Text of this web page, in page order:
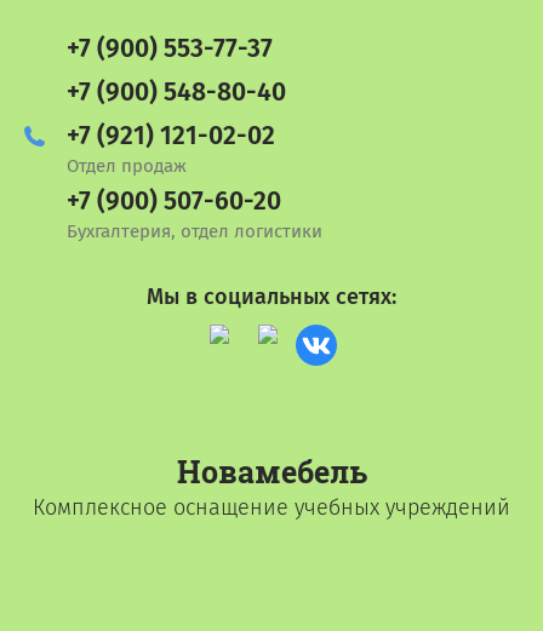
Новамебель
Комплексное оснащение учебных учреждений
+7 (900) 553-77-37
+7 (900) 548-80-40
+7 (921) 121-02-02
Отдел продаж
+7 (900) 507-60-20
Бухгалтерия, отдел логистики
Мы в социальных сетях: